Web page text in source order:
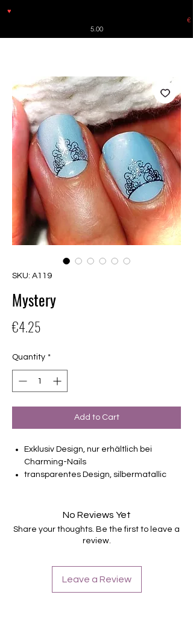
♥
€
5.00
SKU: A119
Mystery
€4.25
Quantity *
Add to Cart
Exklusiv Design, nur erhältlich bei
Charming-Nails
transparentes Design, silbermatallic
Für alle Nägel geeignet
Halten bis zu 14 Tage
No Reviews Yet
Share your thoughts. Be the first to leave a
review.
Leave a Review